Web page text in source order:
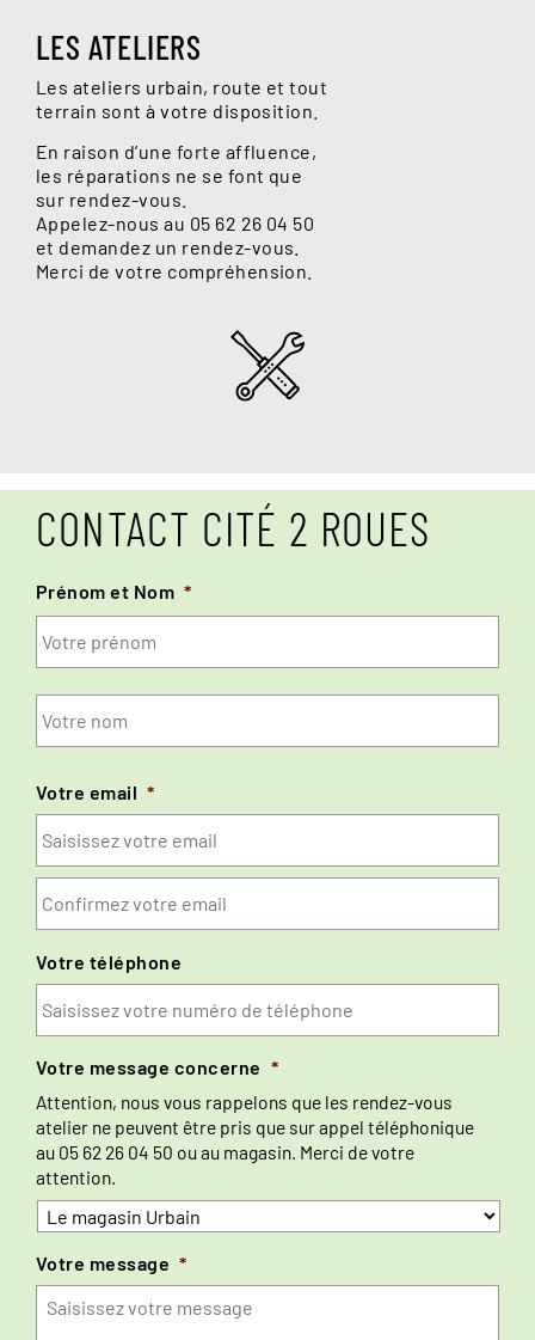
LES ATELIERS
Les ateliers urbain, route et tout
terrain sont à votre disposition.
En raison d’une forte affluence,
les réparations ne se font que
sur rendez-vous.
Appelez-nous au 05 62 26 04 50
et demandez un rendez-vous.
Merci de votre compréhension.
CONTACT CITÉ 2 ROUES
Prénom et Nom *
Votre email *
Votre téléphone
Votre message concerne *
Attention, nous vous rappelons que les rendez-vous
atelier ne peuvent être pris que sur appel téléphonique
au 05 62 26 04 50 ou au magasin. Merci de votre
attention.
Votre message *